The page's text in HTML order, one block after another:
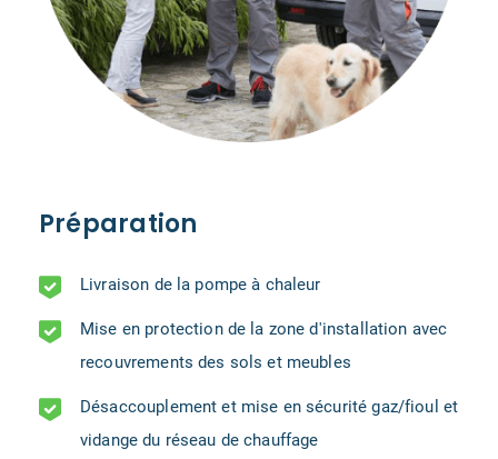
Préparation
Livraison de la pompe à chaleur
Mise en protection de la zone d'installation avec
recouvrements des sols et meubles
Désaccouplement et mise en sécurité gaz/fioul et
vidange du réseau de chauffage